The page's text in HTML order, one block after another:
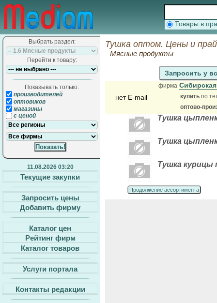
Товары в
Выбрать раздел:
Перейти к товару:
Показывать только:
производителей
оптовиков
магазины
с ценой
11.08.2026 03:20
Текущие закупки
Запросить цены
Добавить фирму
Каталог цен
Рейтинг фирм
Каталог товаров
Услуги портала
Контакты редакции
Тушка оптом. Цены и
Мясные продукты
Запросить у
нет E-mail
фирма
купить по
оптово-
Тушка
Тушка
Тушка курицы
Продолжение ассортимента